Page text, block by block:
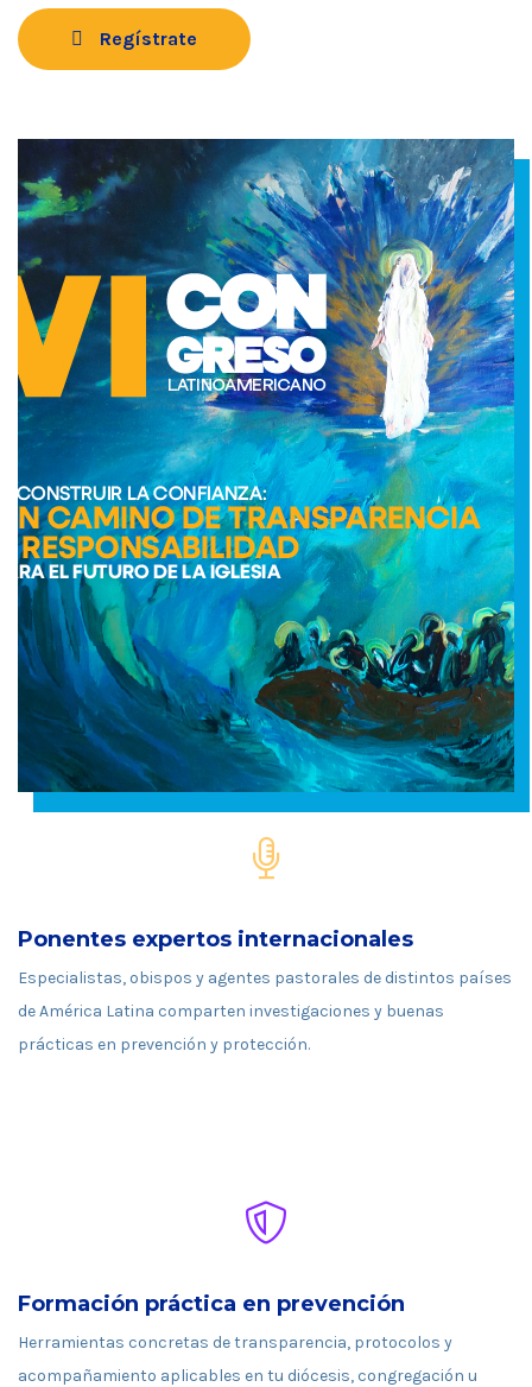
Regístrate
Ponentes expertos internacionales
Especialistas, obispos y agentes pastorales de distintos países
de América Latina comparten investigaciones y buenas
prácticas en prevención y protección.
Formación práctica en prevención
Herramientas concretas de transparencia, protocolos y
acompañamiento aplicables en tu diócesis, congregación u